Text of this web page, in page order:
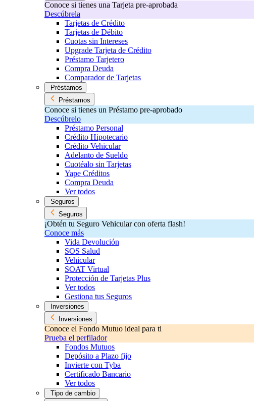
Conoce si tienes una Tarjeta pre-aprobada
Descúbrela
Tarjetas de Crédito
Tarjetas de Débito
Cuotas sin Intereses
Upgrade Tarjeta de Crédito
Préstamo Tarjetero
Compra Deuda
Comparador de Tarjetas
Préstamos
Préstamos
Conoce si tienes un Préstamo pre-aprobado
Descúbrelo
Préstamo Personal
Crédito Hipotecario
Crédito Vehicular
Adelanto de Sueldo
Cuotéalo sin Tarjetas
Yape Créditos
Compra Deuda
Ver todos
Seguros
Seguros
¡Obtén tu Seguro Vehicular con oferta flash!
Conoce más
Vida Devolución
SOS Salud
Vehicular
SOAT Virtual
Protección de Tarjetas Plus
Ver todos
Gestiona tus Seguros
Inversiones
Inversiones
Conoce el Fondo Mutuo ideal para ti
Prueba el perfilador
Fondos Mutuos
Depósito a Plazo fijo
Invierte con Tyba
Certificado Bancario
Ver todos
Tipo de cambio